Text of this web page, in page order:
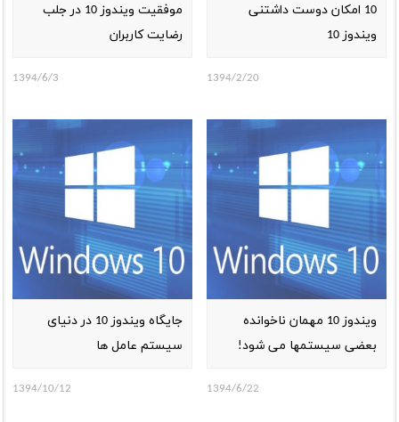
10 امکان دوست داشتنی
ویندوز 10
1394/2/20
موفقیت ویندوز 10 در جلب
رضایت کاربران
1394/6/3
ویندوز 10 مهمان ناخوانده
بعضی سیستمها می شود!
1394/6/22
جایگاه ویندوز 10 در دنیای
سیستم عامل ها
1394/10/12